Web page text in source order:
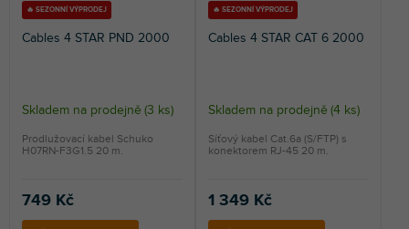
🔥 SEZONNÍ VÝPRODEJ
Cables 4 STAR PND 2000
Skladem na prodejně (3 ks)
749 Kč
Prodlužovací kabel Schuko
H07RN-F3G1.5 20 m.
🔥 SEZONNÍ VÝPRODEJ
Cables 4 STAR CAT 6 2000
Skladem na prodejně (4 ks)
1 349 Kč
Síťový kabel Cat.6a (S/FTP) s
konektorem RJ-45 20 m.